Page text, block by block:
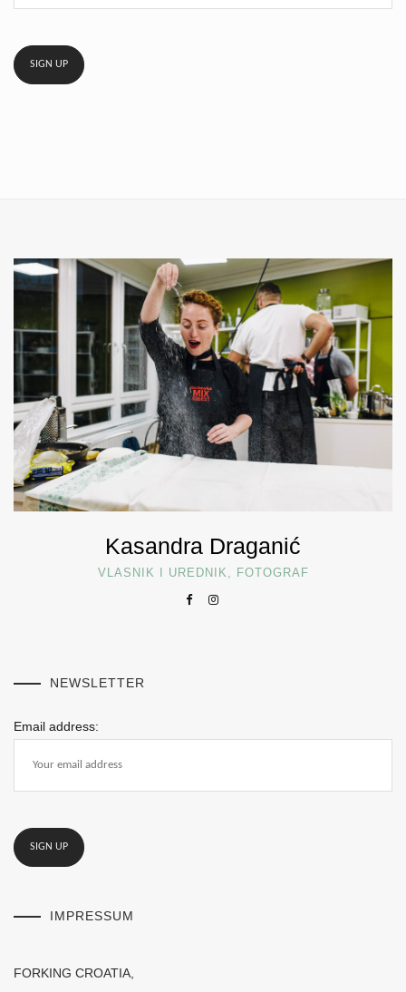
Kasandra Draganić
VLASNIK I UREDNIK, FOTOGRAF
NEWSLETTER
Email address:
IMPRESSUM
FORKING CROATIA,